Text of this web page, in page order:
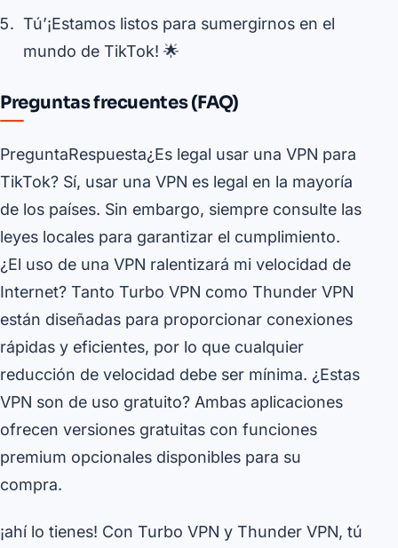
Tú’¡Estamos listos para sumergirnos en el
mundo de TikTok! 🌟
Preguntas frecuentes (FAQ)
PreguntaRespuesta¿Es legal usar una VPN para
TikTok? Sí, usar una VPN es legal en la mayoría
de los países. Sin embargo, siempre consulte las
leyes locales para garantizar el cumplimiento.
¿El uso de una VPN ralentizará mi velocidad de
Internet? Tanto Turbo VPN como Thunder VPN
están diseñadas para proporcionar conexiones
rápidas y eficientes, por lo que cualquier
reducción de velocidad debe ser mínima. ¿Estas
VPN son de uso gratuito? Ambas aplicaciones
ofrecen versiones gratuitas con funciones
premium opcionales disponibles para su
compra.
¡ahí lo tienes! Con Turbo VPN y Thunder VPN, tú